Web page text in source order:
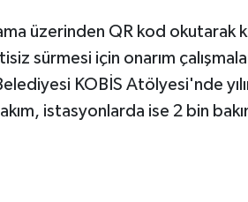
üzerinden QR kod okutarak
sürmesi için onarım
KOBİS Atölyesi'nde
istasyonlarda ise 2 bin